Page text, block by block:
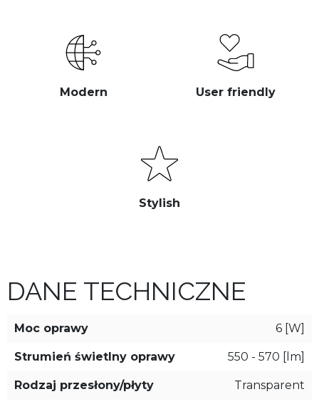
Modern User friendly
Stylish
DANE TECHNICZNE
Moc oprawy 6 [W]
Strumień świetlny oprawy 550 - 570 [lm]
Rodzaj przesłony/płyty Transparent